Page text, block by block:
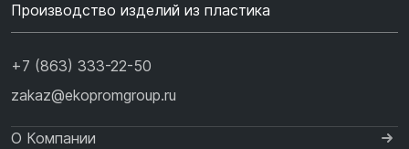
Производство изделий из пластика
+7 (863) 333-22-50
zakaz@ekopromgroup.ru
О Компании